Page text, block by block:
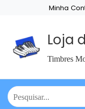
Minha
Loja
Timbres